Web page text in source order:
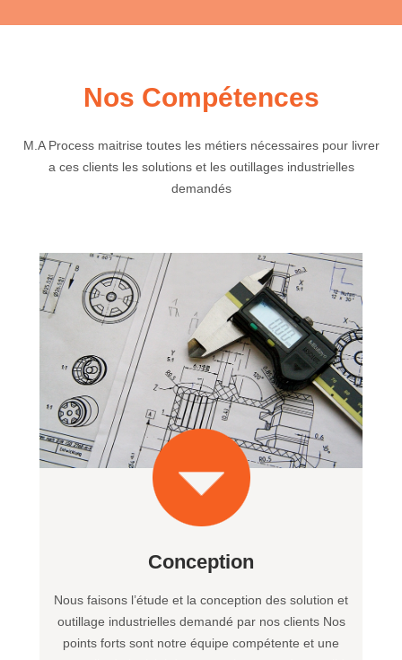
Nos Compétences
M.A Process maitrise toutes les métiers nécessaires pour livrer
a ces clients les solutions et les outillages industrielles
demandés
Conception
Nous faisons l’étude et la conception des solution et
outillage industrielles demandé par nos clients Nos
points forts sont notre équipe compétente et une